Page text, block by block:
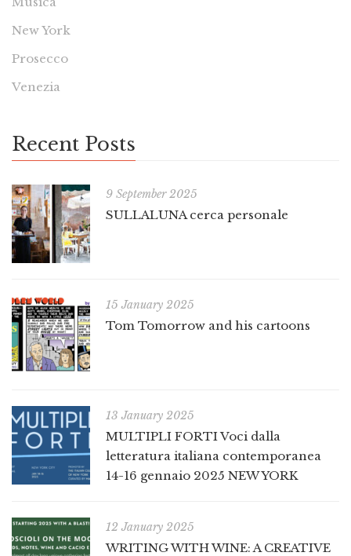
New York
Prosecco
Venezia
Recent Posts
9 September 2025
SULLALUNA cerca personale
15 January 2025
Tom Tomorrow and his cartoons
13 January 2025
MULTIPLI FORTI Voci dalla
letteratura italiana contemporanea
14-16 gennaio 2025 NEW YORK
12 January 2025
WRITING WITH WINE: A CREATIVE